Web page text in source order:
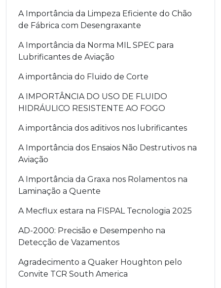
A Importância da Limpeza Eficiente do Chão
de Fábrica com Desengraxante
A Importância da Norma MIL SPEC para
Lubrificantes de Aviação
A importância do Fluido de Corte
A IMPORTÂNCIA DO USO DE FLUIDO
HIDRÁULICO RESISTENTE AO FOGO
A importância dos aditivos nos lubrificantes
A Importância dos Ensaios Não Destrutivos na
Aviação
A Importância da Graxa nos Rolamentos na
Laminação a Quente
A Mecflux estara na FISPAL Tecnologia 2025
AD-2000: Precisão e Desempenho na
Detecção de Vazamentos
Agradecimento a Quaker Houghton pelo
Convite TCR South America